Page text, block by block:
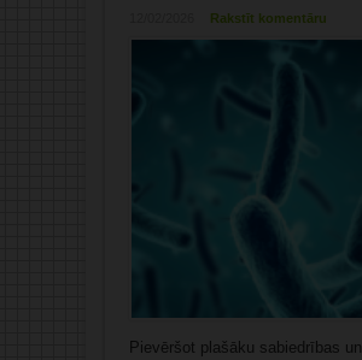
Rakstīt komentāru
Pievēršot plašāku sabiedrības un